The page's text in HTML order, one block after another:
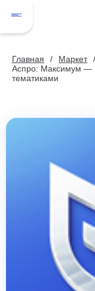
Главная Маркет
Аспро: Максимум —
тематиками